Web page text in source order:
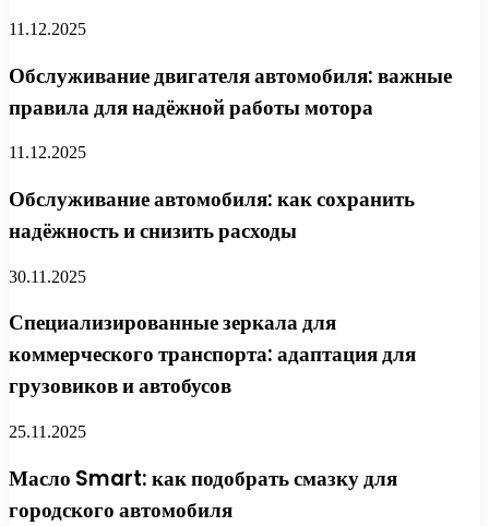
11.12.2025
Обслуживание двигателя автомобиля: важные
правила для надёжной работы мотора
11.12.2025
Обслуживание автомобиля: как сохранить
надёжность и снизить расходы
30.11.2025
Специализированные зеркала для
коммерческого транспорта: адаптация для
грузовиков и автобусов
25.11.2025
Масло Smart: как подобрать смазку для
городского автомобиля